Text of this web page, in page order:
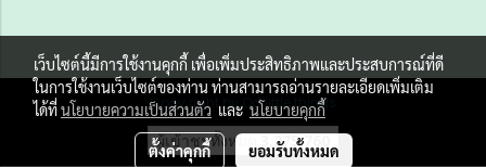
Copy right by Qd little things
ผู้เข้าชมทั้งหมด3,275,760
เว็บไซต์นี้มีการใช้งานคุกกี้ เพื่อเพิ่มประสิทธิภาพและประสบการณ์ที่ดี
ในการใช้งานเว็บไซต์ของท่าน ท่านสามารถอ่านรายละเอียดเพิ่มเติม
ได้ที่นโยบายความเป็นส่วนตัว และ นโยบายคุกกี้
ตั้งค่าคุกกี้ ยอมรับทั้งหมด